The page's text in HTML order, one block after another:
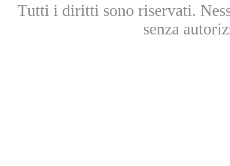
Tutti i diritti sono riservati.
senza